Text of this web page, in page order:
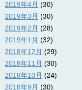
2019年4月 (30)
2019年3月 (30)
2019年2月 (28)
2019年1月 (32)
2018年12月 (29)
2018年11月 (30)
2018年10月 (24)
2018年9月 (30)